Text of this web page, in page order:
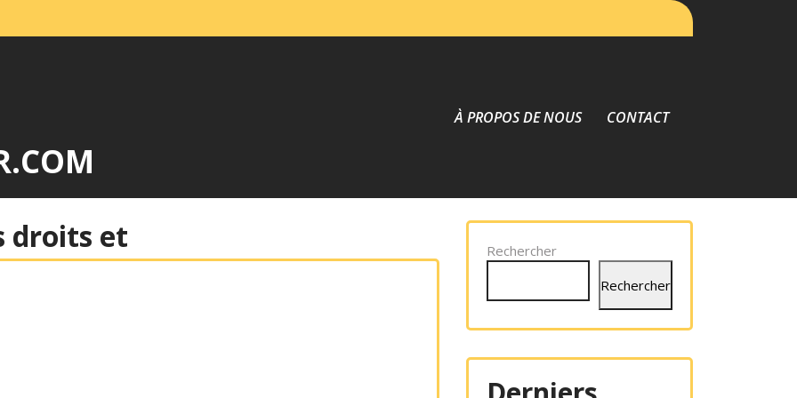
À PROPOS DE NOUS CONTACT
droits et
Rechercher
Rechercher